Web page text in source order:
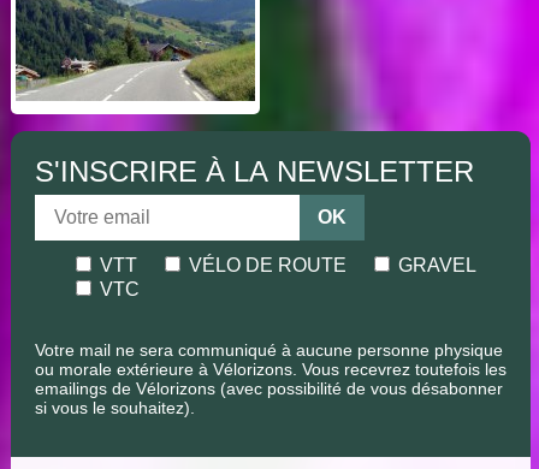
S'INSCRIRE À LA NEWSLETTER
OK
VTT VÉLO DE ROUTE
GRAVEL
VTC
Votre mail ne sera communiqué à aucune personne physique
ou morale extérieure à Vélorizons. Vous recevrez toutefois les
emailings de Vélorizons (avec possibilité de vous désabonner
si vous le souhaitez).